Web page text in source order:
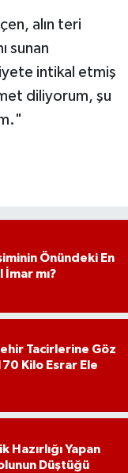
alın teri
sunan
intikal etmiş
diliyorum, şu
Önündeki En
İmar mı?
Tacirlerine Göz
Kilo Esrar Ele
Hazırlığı Yapan
Düştüğü